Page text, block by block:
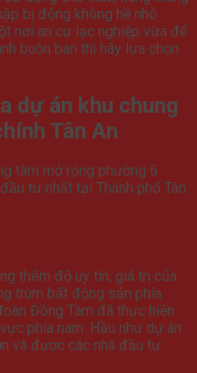
bị động không hề nhỏ
nơi an cư lạc nghiệp vừa để
buôn bán thì hãy lựa chọn
dự án khu chung
Tân An
tâm mở rộng phường 6
tư nhất tại Thành phố Tân
thêm độ uy tín, giá trị của
trùm bất động sản phía
Đồng Tâm đã thực hiện
phía nam. Hầu như dự án
và được các nhà đầu tư